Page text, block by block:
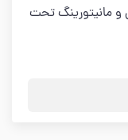
و مانیتورینگ تحت